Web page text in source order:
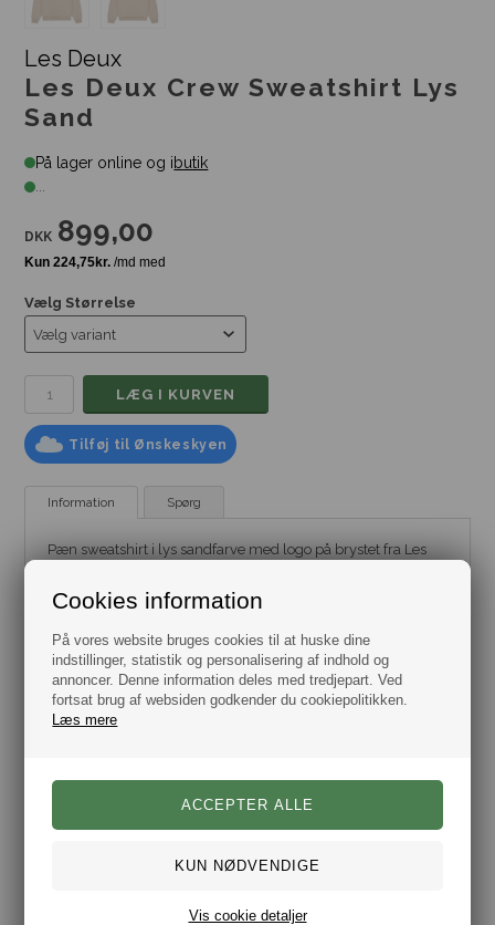
Cookies information
På vores website bruges cookies til at huske dine
indstillinger, statistik og personalisering af indhold og
annoncer. Denne information deles med tredjepart. Ved
fortsat brug af websiden godkender du cookiepolitikken.
Læs mere
Vis cookie detaljer
Les Deux
Les Deux Crew Sweatshirt Lys
Sand
På lager online og ibutik
...
DKK 899,00
Vælg Størrelse
Tilføj til Ønskeskyen
Information Spørg
Pæn sweatshirt i lys sandfarve med logo på brystet fra Les
Mærke: Les Deux
Model: Sweatshirt
Pasform: Regular Fit
Farve: Sand
Størrelse: Flere varianter fra str. Small til XL
Materiale: 100% Bomuld(Økologisk)